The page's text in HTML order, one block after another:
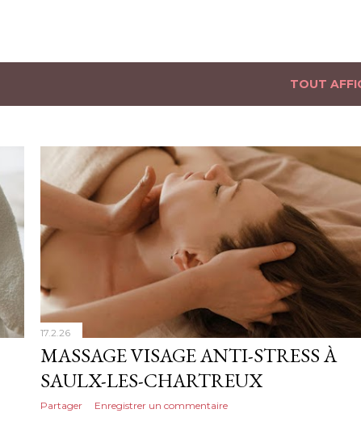
TOUT
17.2.26
MASSAGE VISAGE ANTI-STRESS À
SAULX-LES-CHARTREUX
Partager Enregistrer un commentaire